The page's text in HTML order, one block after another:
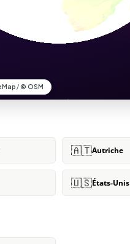
🇦🇹Autriche
🇺🇸États-Unis